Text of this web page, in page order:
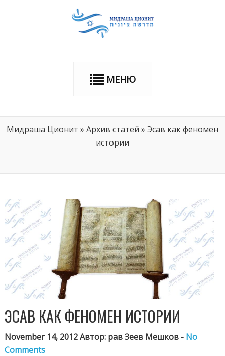
МЕНЮ
Мидраша Ционит » Архив статей » Эсав как феномен
истории
ЭСАВ КАК ФЕНОМЕН ИСТОРИИ
November 14, 2012 Автор: рав Зеев Мешков - No
Comments